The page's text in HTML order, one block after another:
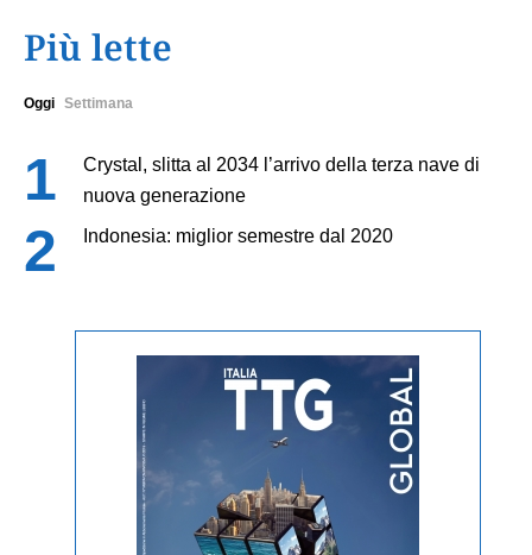
Più lette
Oggi Settimana
Crystal, slitta al 2034 l’arrivo della terza nave di
nuova generazione
Indonesia: miglior semestre dal 2020